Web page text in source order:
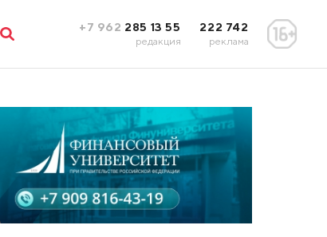
+7 962 285 13 55
редакция
222 742
реклама